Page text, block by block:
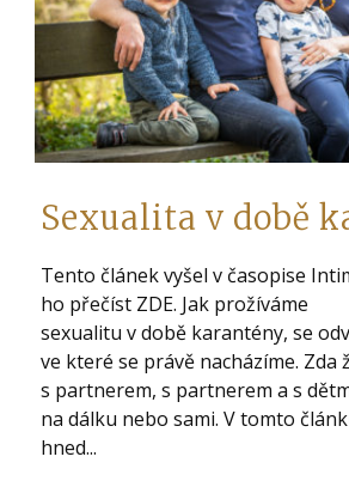
Sexualita v době
Tento článek vyšel v časopise
ho přečíst ZDE. Jak prožíváme
sexualitu v době karantény, se
ve které se právě nacházíme. Zda
s partnerem, s partnerem a s
na dálku nebo sami. V tomto
hned...